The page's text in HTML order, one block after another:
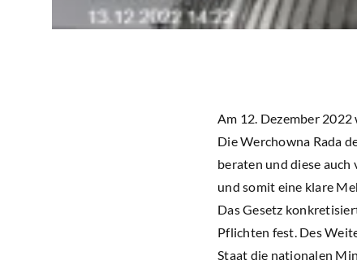
Am 12. Dezember
Die Werchowna Rada
beraten und diese
und somit eine klare
Das Gesetz
Pflichten fest. Des
Staat die nationalen